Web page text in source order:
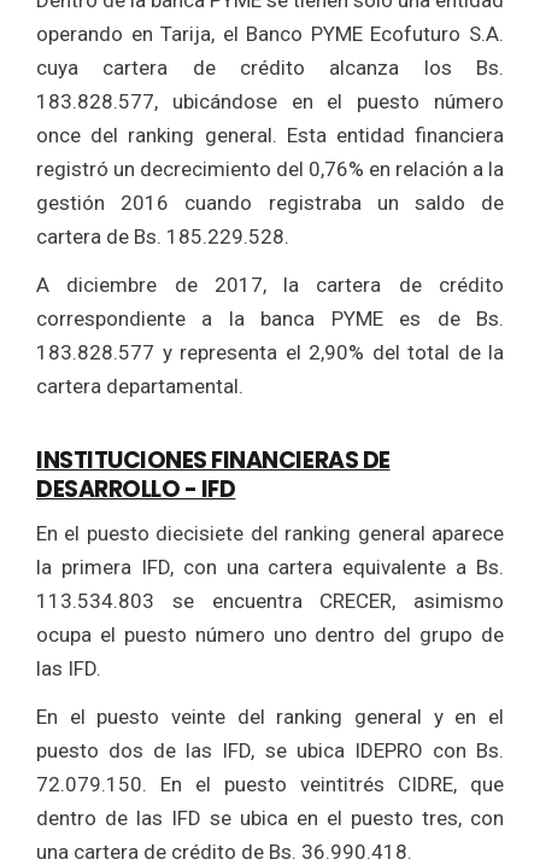
operando en Tarija, el Banco PYME Ecofuturo S.A.
cuya cartera de crédito alcanza los Bs.
183.828.577, ubicándose en el puesto número
once del ranking general. Esta entidad financiera
registró un decrecimiento del 0,76% en relación a la
gestión 2016 cuando registraba un saldo de
cartera de Bs. 185.229.528.
A diciembre de 2017, la cartera de crédito
correspondiente a la banca PYME es de Bs.
183.828.577 y representa el 2,90% del total de la
cartera departamental.
INSTITUCIONES FINANCIERAS DE
DESARROLLO - IFD
En el puesto diecisiete del ranking general aparece
la primera IFD, con una cartera equivalente a Bs.
113.534.803 se encuentra CRECER, asimismo
ocupa el puesto número uno dentro del grupo de
las IFD.
En el puesto veinte del ranking general y en el
puesto dos de las IFD, se ubica IDEPRO con Bs.
72.079.150. En el puesto veintitrés CIDRE, que
dentro de las IFD se ubica en el puesto tres, con
una cartera de crédito de Bs. 36.990.418.